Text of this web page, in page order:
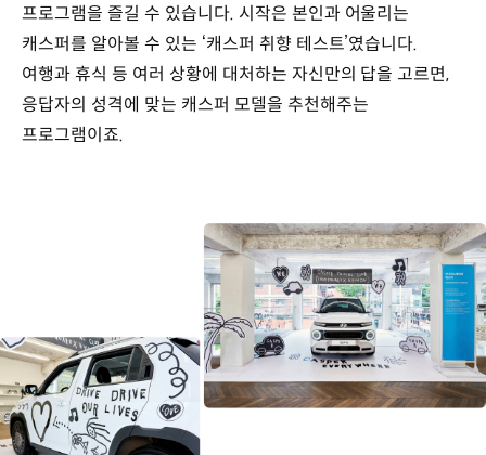
프로그램을 즐길 수 있습니다. 시작은 본인과 어울리는
캐스퍼를 알아볼 수 있는 ‘캐스퍼 취향 테스트’였습니다.
여행과 휴식 등 여러 상황에 대처하는 자신만의 답을 고르면,
응답자의 성격에 맞는 캐스퍼 모델을 추천해주는
프로그램이죠.